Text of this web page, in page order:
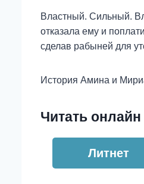
Властный. Сильный.
отказала ему и
сделав рабыней для
История Амина и
Читать
Литнет